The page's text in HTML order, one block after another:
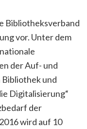
Bibliotheksverband
vor. Unter dem
der Auf- und
und
Digitalisierung“
der
wird auf 10